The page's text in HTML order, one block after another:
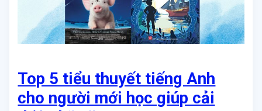
Top 5 tiểu thuyết tiếng Anh
cho người mới học giúp cải